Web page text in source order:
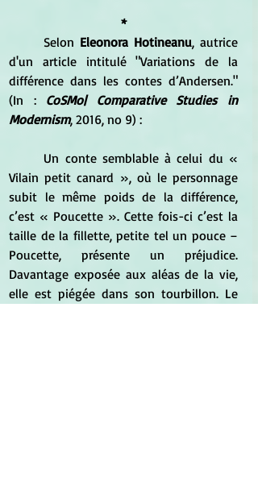
*
Selon Eleonora Hotineanu, autrice
d'un article intitulé "Variations de la
différence dans les contes d’Andersen."
(In : CoSMo| Comparative Studies in
Modernism, 2016, no 9) :
Vilain petit canard », où le personnage
subit le même poids de la différence,
c’est « Poucette ». Cette fois-ci c’est la
taille de la fillette, petite tel un pouce –
Poucette, présente un préjudice.
Davantage exposée aux aléas de la vie,
elle est piégée dans son tourbillon. Le